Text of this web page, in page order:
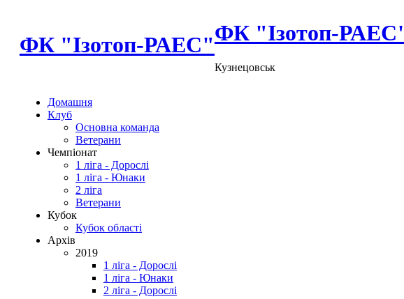
ФК "Ізотоп-РАЕС"ФК "Ізотоп-
Кузнецовськ
Домашня
Клуб
Основна команда
Ветерани
Чемпіонат
1 ліга - Дорослі
1 ліга - Юнаки
2 ліга
Ветерани
Кубок
Кубок області
Архів
2019
1 ліга - Дорослі
1 ліга - Юнаки
2 ліга - Дорослі